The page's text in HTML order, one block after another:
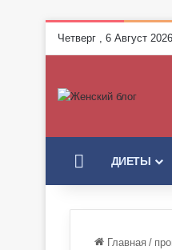
Четверг , 6 Август 2026
ГЛАВНАЯ
ДИЕТЫ
Главная /